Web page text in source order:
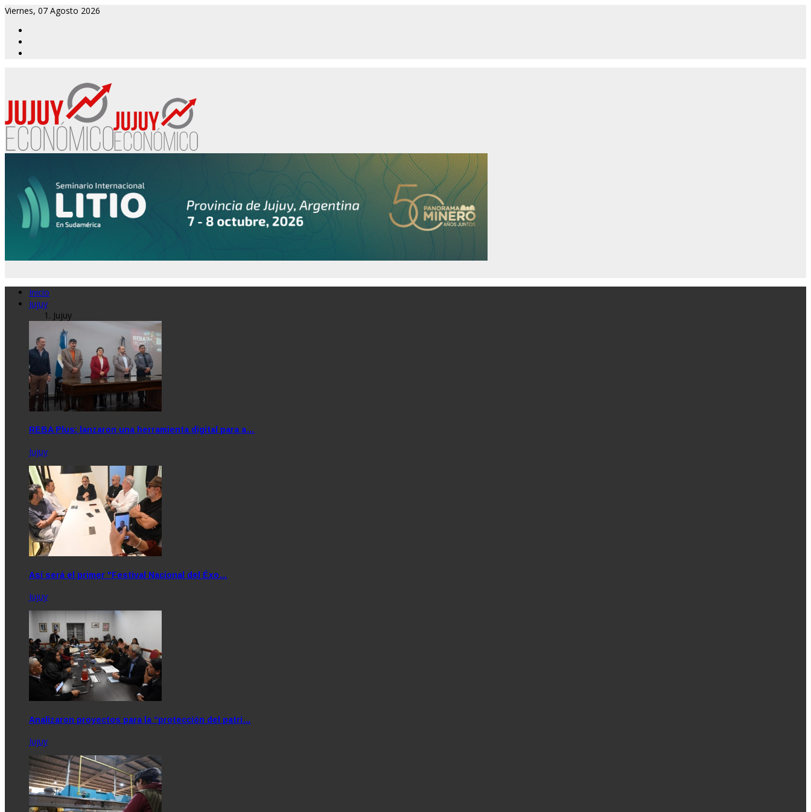
Viernes, 07 Agosto 2026
Inicio
Jujuy
Jujuy
REBA Plus: lanzaron una herramienta digital para a…
Jujuy
Así será el primer "Festival Nacional del Éxo…
Jujuy
Analizaron proyectos para la “protección del patri…
Jujuy